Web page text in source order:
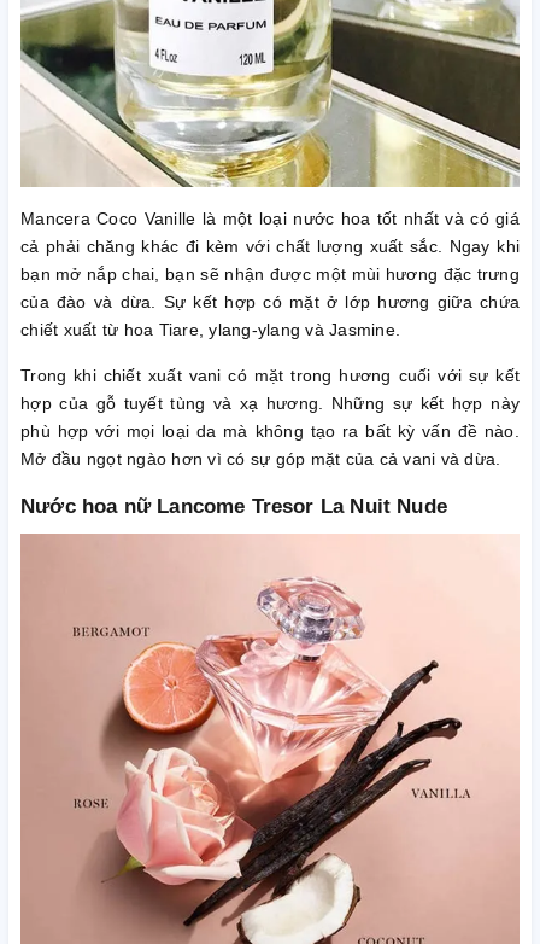
Mancera Coco Vanille là một loại nước hoa tốt nhất và có giá
cả phải chăng khác đi kèm với chất lượng xuất sắc. Ngay khi
bạn mở nắp chai, bạn sẽ nhận được một mùi hương đặc trưng
của đào và dừa. Sự kết hợp có mặt ở lớp hương giữa chứa
chiết xuất từ ​​hoa Tiare, ylang-ylang và Jasmine.
Trong khi chiết xuất vani có mặt trong hương cuối với sự kết
hợp của gỗ tuyết tùng và xạ hương. Những sự kết hợp này
phù hợp với mọi loại da mà không tạo ra bất kỳ vấn đề nào.
Mở đầu ngọt ngào hơn vì có sự góp mặt của cả vani và dừa.
Nước hoa nữ Lancome Tresor La Nuit Nude